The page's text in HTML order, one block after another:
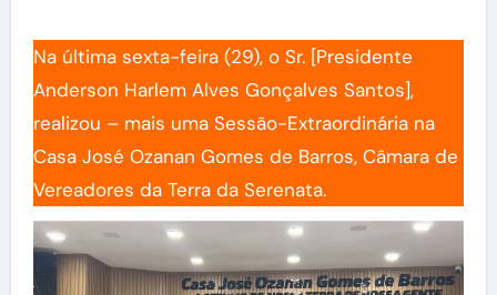
Na última sexta-feira (29), o Sr. [Presidente
Anderson Harlem Alves Gonçalves Santos],
realizou – mais uma Sessão-Extraordinária na
Casa José Ozanan Gomes de Barros, Câmara de
Vereadores da Terra da Serenata.